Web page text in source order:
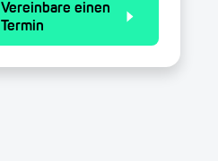
Vereinbare einen
Termin